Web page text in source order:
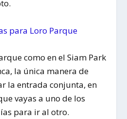
como en el Siam Park
la única manera de
la entrada conjunta, en
vayas a uno de los
para ir al otro.